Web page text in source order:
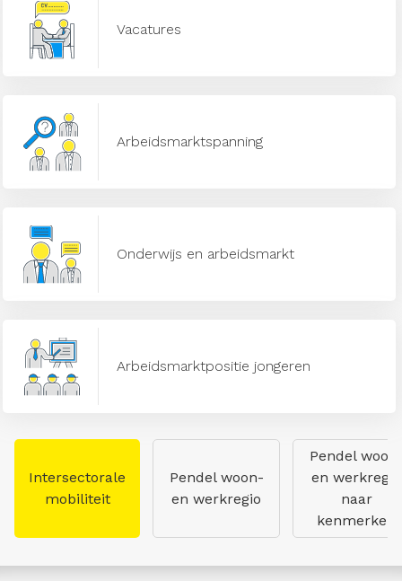
Vacatures
Arbeidsmarktspanning
Onderwijs en arbeidsmarkt
Arbeidsmarktpositie jongeren
Intersectorale
mobiliteit
Pendel woon-
en werkregio
Pendel
en werkregio
naar
kenmerken